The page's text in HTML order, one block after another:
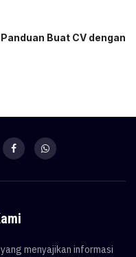
Buat CV dengan
menyajikan informasi